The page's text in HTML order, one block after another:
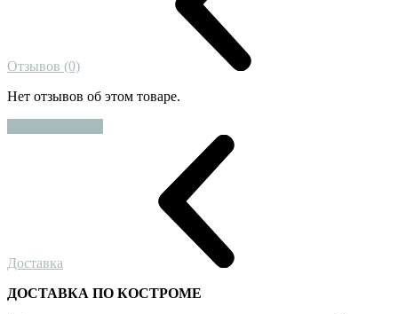
Отзывов (0)
Нет отзывов об этом товаре.
Доставка
ДОСТАВКА ПО КОСТРОМЕ